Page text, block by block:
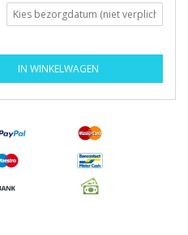
IN WINKELWAGEN